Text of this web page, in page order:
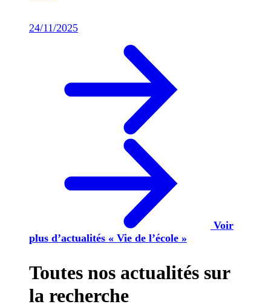
24/11/2025
Voir
plus d’actualités « Vie de l’école »
Toutes nos actualités sur
la recherche